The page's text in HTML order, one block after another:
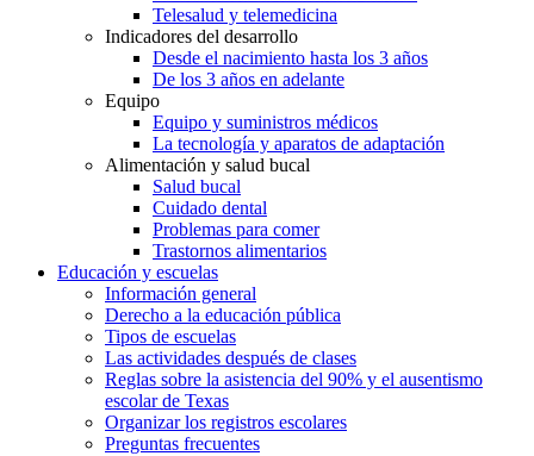
Telesalud y telemedicina
Indicadores del desarrollo
Desde el nacimiento hasta los 3 años
De los 3 años en adelante
Equipo
Equipo y suministros médicos
La tecnología y aparatos de adaptación
Alimentación y salud bucal
Salud bucal
Cuidado dental
Problemas para comer
Trastornos alimentarios
Educación y escuelas
Información general
Derecho a la educación pública
Tipos de escuelas
Las actividades después de clases
Reglas sobre la asistencia del 90% y el ausentismo
escolar de Texas
Organizar los registros escolares
Preguntas frecuentes